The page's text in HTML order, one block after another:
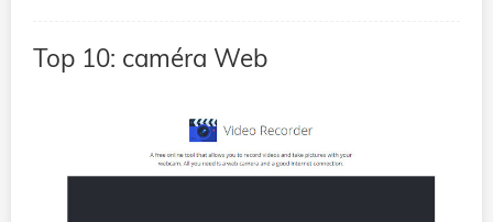
Top 10: caméra Web